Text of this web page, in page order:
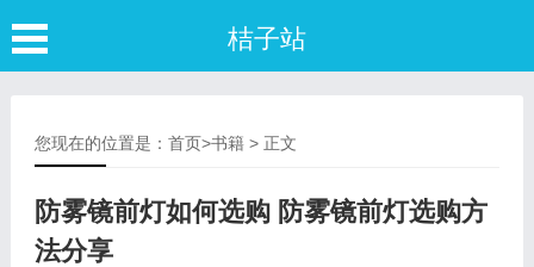
桔子站
您现在的位置是： 首页>书籍> 正文
防雾镜前灯如何选购 防雾镜前灯选购方
法分享